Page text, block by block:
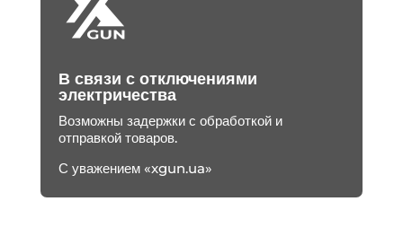
В связи с отключениями
электричества
Возможны задержки с обработкой и
отправкой товаров.
С уважением «xgun.ua»